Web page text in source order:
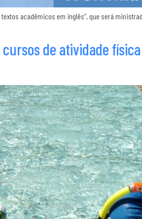
acadêmicos em inglês”, que será
cursos de atividade